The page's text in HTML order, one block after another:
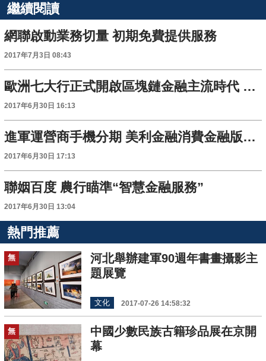
繼續閱讀
網聯啟動業務切量 初期免費提供服務
2017年7月3日 08:43
歐洲七大行正式開啟區塊鏈金融主流時代 OKLink跨境支付應用發展迅速
2017年6月30日 16:13
進軍運營商手機分期 美利金融消費金融版圖加速擴張
2017年6月30日 17:13
聯姻百度 農行瞄準“智慧金融服務”
2017年6月30日 13:04
熱門推薦
無
河北舉辦建軍90週年書畫攝影主
題展覽
文化 2017-07-26 14:58:32
無
中國少數民族古籍珍品展在京開
幕